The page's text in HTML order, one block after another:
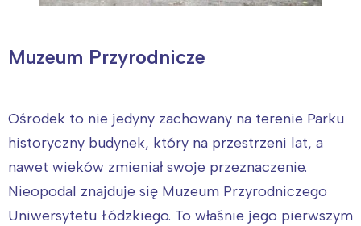
Muzeum Przyrodnicze
Ośrodek to nie jedyny zachowany na terenie Parku
historyczny budynek, który na przestrzeni lat, a
nawet wieków zmieniał swoje przeznaczenie.
Nieopodal znajduje się Muzeum Przyrodniczego
Uniwersytetu Łódzkiego. To właśnie jego pierwszym
Interesują mnie wydarzenia z
tego regionu: